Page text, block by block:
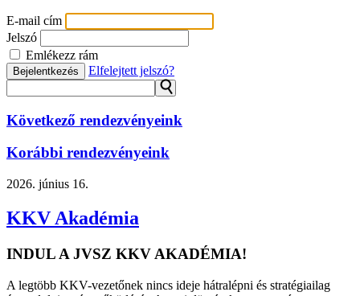
E-mail cím
Jelszó
Emlékezz rám
Bejelentkezés Elfelejtett jelszó?
⚲
Következő rendezvényeink
Korábbi rendezvényeink
2026. június 16.
KKV Akadémia
INDUL A JVSZ KKV AKADÉMIA!
A legtöbb KKV-vezetőnek nincs ideje hátralépni és stratégiailag